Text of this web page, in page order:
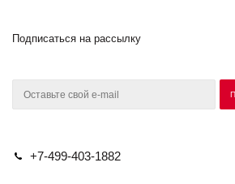
Подписаться на рассылку
+7-499-403-1882